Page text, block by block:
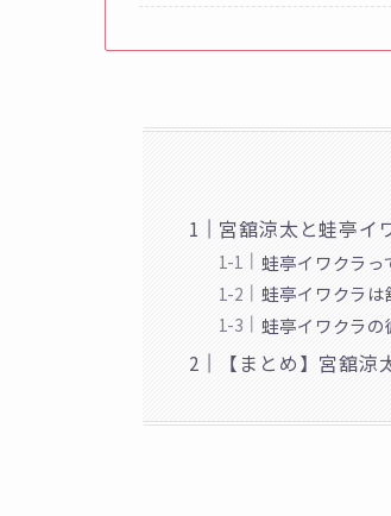
宮舘涼太と蛙亭イ
蛙亭イワクラっ
蛙亭イワクラは
蛙亭イワクラ
【まとめ】宮舘